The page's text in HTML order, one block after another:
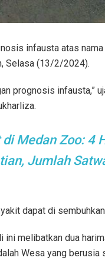
infausta atas
Selasa (13/2/2024).
prognosis infausta,”
Medan Zoo: 4
Jumlah
dapat di
melibatkan dua
Wesa yang berusia